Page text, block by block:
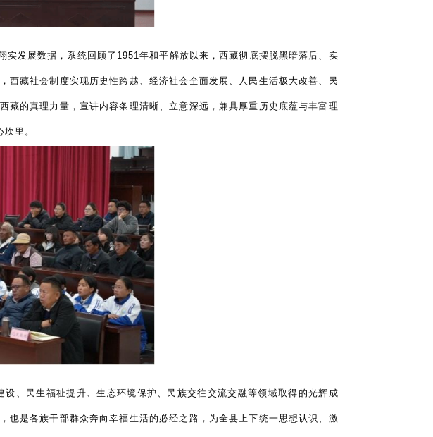
实发展数据，系统回顾了1951年和平解放以来，西藏彻底摆脱黑暗落后、实
藏社会制度实现历史性跨越、经济社会全面发展、人民生活极大改善、民
的真理力量，宣讲内容条理清晰、立意深远，兼具厚重历史底蕴与丰富理
里。
、民生福祉提升、生态环境保护、民族交往交流交融等领域取得的光辉成
是各族干部群众奔向幸福生活的必经之路，为全县上下统一思想认识、激